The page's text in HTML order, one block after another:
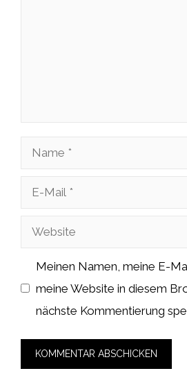
Name
Website
Meinen Namen, meine E-
meine Website in diesem
nächste Kommentierung